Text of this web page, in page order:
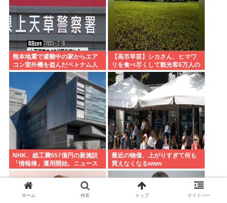
熊本地震で避難中の家からエア
コン室外機を盗んだベトナム人
を逮捕
【高市早苗】シカさん、ヒマワ
リを食べ尽くして観光客6万人の
イベントが中止になる…さらに
コスモス畑も食べ尽くす
NHK、総工費657億円の新施設
「情報棟」運用開始。ニュース
スタジオがスケスケになる
最近の物価、上がりすぎて何も
買えなくなるwww
ホーム 検索 トップ サイドバー